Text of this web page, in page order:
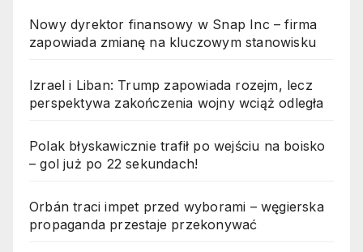
Nowy dyrektor finansowy w Snap Inc – firma
zapowiada zmianę na kluczowym stanowisku
Izrael i Liban: Trump zapowiada rozejm, lecz
perspektywa zakończenia wojny wciąż odległa
Polak błyskawicznie trafił po wejściu na boisko
– gol już po 22 sekundach!
Orbán traci impet przed wyborami – węgierska
propaganda przestaje przekonywać